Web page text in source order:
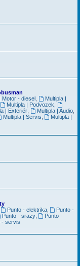
Motor - diesel,
Multipla |
Multipla | Podvozek
| Exteriér, Multipla | Audio,
Multipla | Servis
Multipla |
Punto - elektrika,
Punto -
Punto - srazy,
Punto -
- servis